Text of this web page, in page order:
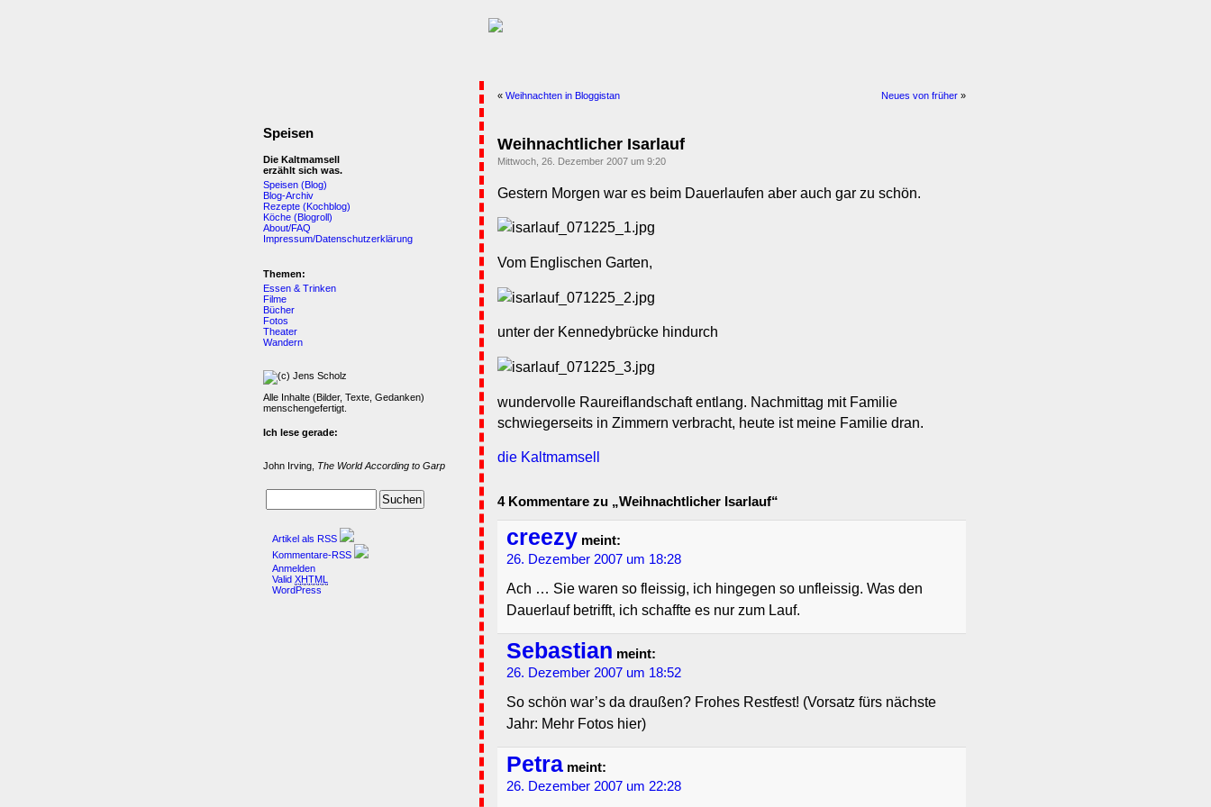
« Weihnachten in Bloggistan Neues von früher »
Weihnachtlicher Isarlauf
Mittwoch, 26. Dezember 2007 um 9:20
Gestern Morgen war es beim Dauerlaufen aber auch gar zu schön.
Vom Englischen Garten,
unter der Kennedybrücke hindurch
wundervolle Raureiflandschaft entlang. Nachmittag mit Familie
schwiegerseits in Zimmern verbracht, heute ist meine Familie dran.
die Kaltmamsell
4 Kommentare zu „Weihnachtlicher Isarlauf“
creezy meint:
26. Dezember 2007 um 18:28
Ach … Sie waren so fleissig, ich hingegen so unfleissig. Was den
Dauerlauf betrifft, ich schaffte es nur zum Lauf.
Sebastian meint:
26. Dezember 2007 um 18:52
So schön war’s da draußen? Frohes Restfest! (Vorsatz fürs nächste
Jahr: Mehr Fotos hier)
Petra meint:
26. Dezember 2007 um 22:28
Speisen
Die Kaltmamsell
erzählt sich was.
Speisen (Blog)
Blog-Archiv
Rezepte (Kochblog)
Köche (Blogroll)
About/FAQ
Impressum/Datenschutzerklärung
Themen:
Essen & Trinken
Filme
Bücher
Fotos
Theater
Wandern
Alle Inhalte (Bilder, Texte, Gedanken)
menschengefertigt.
Ich lese gerade:
John Irving, The World According to Garp
Artikel als RSS
Kommentare-RSS
Anmelden
Valid XHTML
WordPress